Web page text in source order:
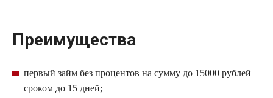
Преимущества
первыйзайм без процентов на сумму до 15000 рублей
сроком до 15 дней;